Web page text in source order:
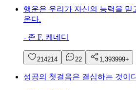
행운은 우리가 자신의 능력을 믿
온다.
- 존 F. 케네디
214214 22 1,393999+
성공의 첫걸음은 결심하는 것이